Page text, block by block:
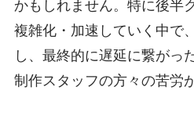
かもしれません。特に後半
複雑化・加速していく中で
し、最終的に遅延に繋がっ
制作スタッフの方々の苦労